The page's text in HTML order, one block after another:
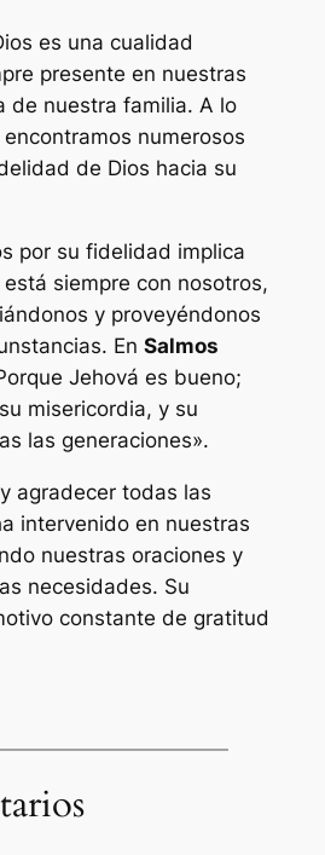
es una cualidad
presente en nuestras
de nuestra familia. A lo
numerosos
de Dios hacia su
por su fidelidad implica
siempre con nosotros,
y proveyéndonos
En Salmos
Jehová es bueno;
misericordia, y su
las generaciones».
agradecer todas las
intervenido en nuestras
nuestras oraciones y
necesidades. Su
constante de gratitud